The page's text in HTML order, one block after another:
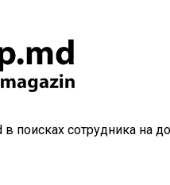
в поисках сотрудника на